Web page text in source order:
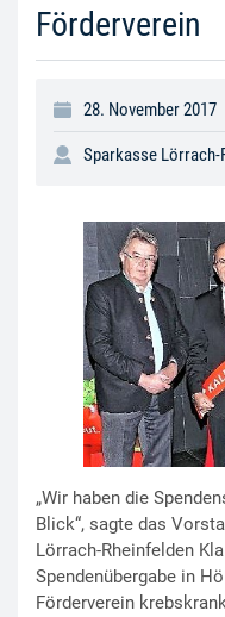
Förderverein
28. November 2017
Sparkasse Lörrach-
„Wir haben die
Blick“, sagte das
Lörrach-Rheinfelden
Spendenübergabe in
Förderverein